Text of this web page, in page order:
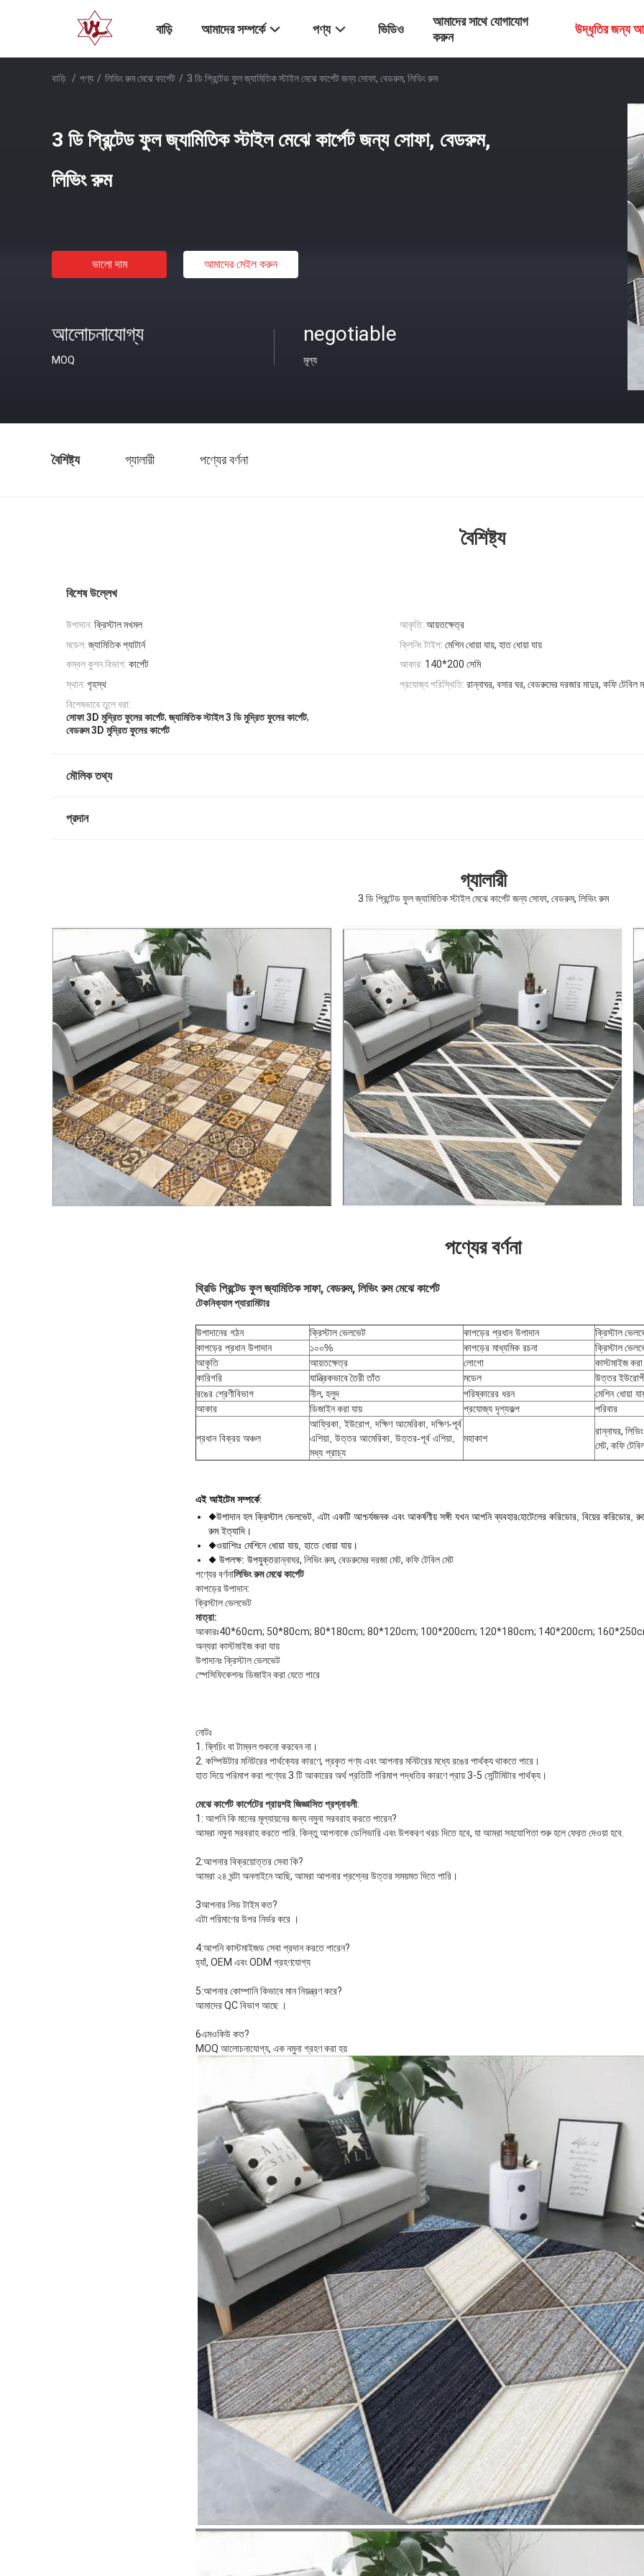
বাড়ি আমাদের সম্পর্কে পণ্য ভিডিও
আমাদের সাথে যোগাযোগ
করুন
উদ্ধৃতির জন্য
বাড়ি / পণ্য / লিভিং রুম মেঝে কার্পেট / 3 ডি প্রিন্টেড ফুল জ্যামিতিক স্টাইল মেঝে কার্পেট জন্য সোফা, বেডরুম, লিভিং রুম
3 ডি প্রিন্টেড ফুল জ্যামিতিক স্টাইল মেঝে কার্পেট জন্য সোফা, বেডরুম,
লিভিং রুম
ভালো দাম আমাদের মেইল ​​করুন
আলোচনাযোগ্য
MOQ
negotiable
মূল্য
বৈশিষ্ট্য গ্যালারী পণ্যের বর্ণনা
বৈশিষ্ট্য
বিশেষ উল্লেখ
উপাদান: ক্রিস্টাল মখমল আকৃতি: আয়তক্ষেত্র
মডেল: জ্যামিতিক প্যাটার্ন ক্লিনিং টাইপ: মেশিন ধোয়া যায়, হাত ধোয়া যায়
কম্বল কুশন বিভাগ: কার্পেট আকার: 140*200 সেমি
স্থান: গৃহস্থ প্রযোজ্য পরিস্থিতি: রান্নাঘর, বসার ঘর, বেডরুমের দরজার মাদুর, কফি টেবিল
বিশেষভাবে তুলে ধরা:
সোফা 3D মুদ্রিত ফুলের কার্পেট,জ্যামিতিক স্টাইল 3 ডি মুদ্রিত ফুলের কার্পেট,
বেডরুম 3D মুদ্রিত ফুলের কার্পেট
মৌলিক তথ্য
প্রদান
গ্যালারী
3 ডি প্রিন্টেড ফুল জ্যামিতিক স্টাইল মেঝে কার্পেট জন্য সোফা, বেডরুম, লিভিং রুম
পণ্যের বর্ণনা
থ্রিডি প্রিন্টেড ফুল জ্যামিতিক সাফা, বেডরুম, লিভিং রুম মেঝে কার্পেট
টেকনিক্যাল প্যারামিটার
উপাদানের গঠন ক্রিস্টাল ভেলভেট কাপড়ের প্রধান উপাদান
ক্রিস্টাল
কাপড়ের প্রধান উপাদান
১০০% কাপড়ের মাধ্যমিক রচনা
ক্রিস্টাল
আকৃতি
আয়তক্ষেত্র লোগো
কাস্টমাইজ করা
কারিগরি
যান্ত্রিকভাবে তৈরী তাঁত মডেল
উত্তর
রঙের শ্রেণীবিভাগ
নীল, হলুদ পরিষ্কারের ধরন
মেশিন ধোয়া
আকার
ডিজাইন করা যায় প্রযোজ্য দৃশ্যকল্প পরিবার
প্রধান বিক্রয় অঞ্চল
আফ্রিকা, ইউরোপ, দক্ষিণ আমেরিকা, দক্ষিণ-পূর্ব
এশিয়া, উত্তর আমেরিকা, উত্তর-পূর্ব এশিয়া,
মধ্য প্রাচ্য
মহাকাশ
রান্নাঘর,
মেট, কফি
এই আইটেম সম্পর্কে:
◆উপাদান হল ক্রিস্টাল ভেলভেট , এটা একটি আশ্চর্যজনক এবং আকর্ষণীয় সঙ্গী যখন আপনি ব্যবহারহোটেলের করিডোর, বিয়ের করিডোর,
রুম ইত্যাদি।
◆ওয়াশিংঃ মেশিনে ধোয়া যায়, হাতে ধোয়া যায়।
◆ উপলক্ষ: উপযুক্তরান্নাঘর, লিভিং রুম, বেডরুমের দরজা মেট, কফি টেবিল মেট
পণ্যের বর্ণনালিভিং রুম মেঝে কার্পেট
কাপড়ের উপাদান:
ক্রিস্টাল ভেলভেট
মাত্রা:
আকারঃ40*60cm; 50*80cm; 80*180cm; 80*120cm; 100*200cm; 120*180cm; 140*200cm;
অন্যরা কাস্টমাইজ করা যায়
উপাদানঃ ক্রিস্টাল ভেলভেট
স্পেসিফিকেশনঃ ডিজাইন করা যেতে পারে
নোটঃ
1. ব্লিচিং বা টাম্বল শুকনো করবেন না।
2. কম্পিউটার মনিটরের পার্থক্যের কারণে, প্রকৃত পণ্য এবং আপনার মনিটরের মধ্যে রঙের পার্থক্য থাকতে পারে।
হাত দিয়ে পরিমাপ করা পণ্যের 3 টি আকারের অর্থ প্রতিটি পরিমাপ পদ্ধতির কারণে প্রায় 3-5 সেন্টিমিটার পার্থক্য।
মেঝে কার্পেট কার্পেটের প্রায়শই জিজ্ঞাসিত প্রশ্নাবলী:
1: আপনি কি মানের মূল্যায়নের জন্য নমুনা সরবরাহ করতে পারেন?
আমরা নমুনা সরবরাহ করতে পারি. কিন্তু আপনাকে ডেলিভারি এবং উপকরণ খরচ দিতে হবে, যা আমরা সহযোগিতা শুরু হলে ফেরত দেওয়া হবে.
2:আপনার বিক্রয়োত্তর সেবা কি?
আমরা ২৪ ঘন্টা অনলাইনে আছি, আমরা আপনার প্রশ্নের উত্তর সময়মত দিতে পারি।
3আপনার লিড টাইম কত?
এটা পরিমাণের উপর নির্ভর করে ।
4:আপনি কাস্টমাইজড সেবা প্রদান করতে পারেন?
হ্যাঁ, OEM এবং ODM গ্রহণযোগ্য
5:আপনার কোম্পানি কিভাবে মান নিয়ন্ত্রণ করে?
আমাদের QC বিভাগ আছে ।
6এমওকিউ কত?
MOQ আলোচনাযোগ্য, এক নমুনা গ্রহণ করা হয়